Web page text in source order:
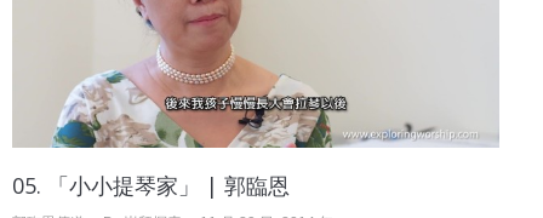
05. 「小小提琴家」 | 郭臨恩